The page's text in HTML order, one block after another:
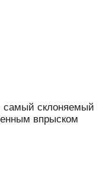
самый склоняемый
впрыском